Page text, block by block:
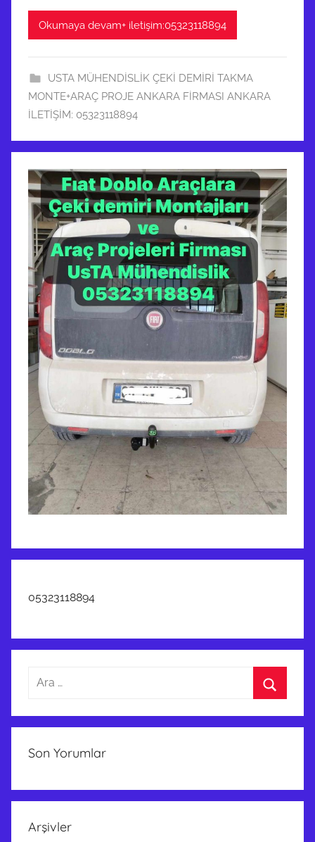
Okumaya devam+ iletişim:05323118894
USTA MÜHENDİSLİK ÇEKİ DEMİRİ TAKMA
MONTE+ARAÇ PROJE ANKARA FİRMASI ANKARA
İLETİŞİM: 05323118894
05323118894
Arama:
Son Yorumlar
Arşivler